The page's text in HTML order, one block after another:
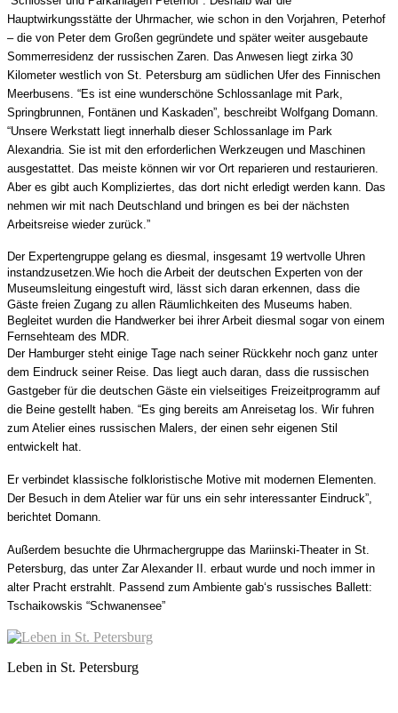
Hauptwirkungsstätte der Uhrmacher, wie schon in den Vorjahren, Peterhof
– die von Peter dem Großen gegründete und später weiter ausgebaute
Sommerresidenz der russischen Zaren. Das Anwesen liegt zirka 30
Kilometer westlich von St. Petersburg am südlichen Ufer des Finnischen
Meerbusens. “Es ist eine wunderschöne Schlossanlage mit Park,
Springbrunnen, Fontänen und Kaskaden”, beschreibt Wolfgang Domann.
“Unsere Werkstatt liegt innerhalb dieser Schlossanlage im Park
Alexandria. Sie ist mit den erforderlichen Werkzeugen und Maschinen
ausgestattet. Das meiste können wir vor Ort reparieren und restaurieren.
Aber es gibt auch Kompliziertes, das dort nicht erledigt werden kann. Das
nehmen wir mit nach Deutschland und bringen es bei der nächsten
Arbeitsreise wieder zurück.”
Der Expertengruppe gelang es diesmal, insgesamt 19 wertvolle Uhren
instandzusetzen. Wie hoch die Arbeit der deutschen Experten von der
Museumsleitung eingestuft wird, lässt sich daran erkennen, dass die
Gäste freien Zugang zu allen Räumlichkeiten des Museums haben.
Begleitet wurden die Handwerker bei ihrer Arbeit diesmal sogar von einem
Fernsehteam des MDR.
Der Hamburger steht einige Tage nach seiner Rückkehr noch ganz unter
dem Eindruck seiner Reise. Das liegt auch daran, dass die russischen
Gastgeber für die deutschen Gäste ein vielseitiges Freizeitprogramm auf
die Beine gestellt haben. “Es ging bereits am Anreisetag los. Wir fuhren
zum Atelier eines russischen Malers, der einen sehr eigenen Stil
entwickelt hat.
Er verbindet klassische folkloristische Motive mit modernen Elementen.
Der Besuch in dem Atelier war für uns ein sehr interessanter Eindruck”,
berichtet Domann.
Außerdem besuchte die Uhrmachergruppe das Mariinski-Theater in St.
Petersburg, das unter Zar Alexander II. erbaut wurde und noch immer in
alter Pracht erstrahlt. Passend zum Ambiente gab‘s russisches Ballett:
Tschaikowskis “Schwanensee”
Leben in St. Petersburg